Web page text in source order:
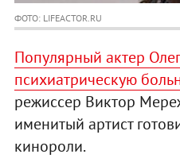
ФОТО: LIFEACTOR.RU
Популярный актер
психиатрическую
режиссер Виктор
именитый артист
кинороли.